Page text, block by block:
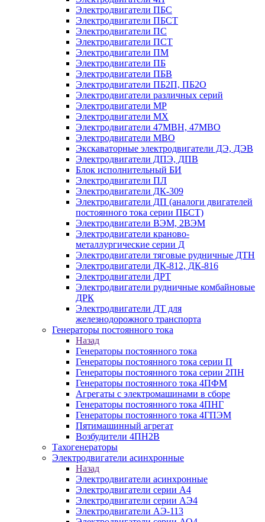
Электродвигатели ПБС
Электродвигатели ПБСТ
Электродвигатели ПС
Электродвигатели ПСТ
Электродвигатели ПМ
Электродвигатели ПБ
Электродвигатели ПБВ
Электродвигатели ПБ2П, ПБ2О
Электродвигатели различных серий
Электродвигатели МР
Электродвигатели MX
Электродвигатели 47MBH, 47МВО
Электродвигатели MBO
Экскаваторные электродвигатели ДЭ, ДЭВ
Электродвигатели ДПЭ, ДПВ
Блок исполнительный БИ
Электродвигатели ПЛ
Электродвигатели ДК-309
Электродвигатели ДП (аналоги двигателей
постоянного тока серии ПБСТ)
Электродвигатели ВЭМ, 2ВЭМ
Электродвигатели краново-
металлургические серии Д
Электродвигатели тяговые рудничные ДТН
Электродвигатели ДК-812, ДК-816
Электродвигатели ДРТ
Электродвигатели рудничные комбайновые
ДРК
Электродвигатели ДТ для
железнодорожного транспорта
Генераторы постоянного тока
Назад
Генераторы постоянного тока
Генераторы постоянного тока серии П
Генераторы постоянного тока серии 2ПН
Генераторы постоянного тока 4ПФМ
Агрегаты с электромашинами в сборе
Генераторы постоянного тока 4ПНГ
Генераторы постоянного тока 4ГПЭМ
Пятимашинный агрегат
Возбудители 4ПН2В
Тахогенераторы
Электродвигатели асинхронные
Назад
Электродвигатели асинхронные
Электродвигатели серии А4
Электродвигатели серии АЭ4
Электродвигатели АЭ-113